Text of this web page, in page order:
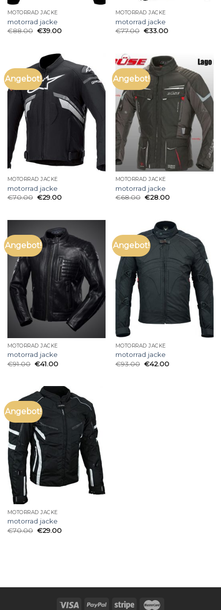
MOTORRAD JACKE
motorrad jacke
€88.00 €39.00
MOTORRAD JACKE
motorrad jacke
€77.00 €33.00
Angebot!
MOTORRAD JACKE
motorrad jacke
€70.00 €29.00
Angebot!
MOTORRAD JACKE
motorrad jacke
€68.00 €28.00
Angebot!
MOTORRAD JACKE
motorrad jacke
€91.00 €41.00
Angebot!
MOTORRAD JACKE
motorrad jacke
€93.00 €42.00
Angebot!
MOTORRAD JACKE
motorrad jacke
€70.00 €29.00